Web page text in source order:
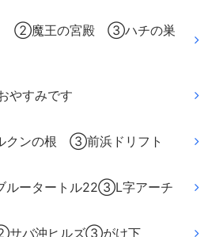
②魔王の宮殿 ③ハチの巣
やすみです
ンの根 ③前浜ドリフト
ータートル22③L字アーチ
バ沖ヒルズ③がけ下